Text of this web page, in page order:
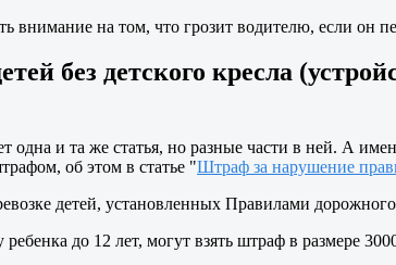
внимание на том, что грозит водителю, если он
без детского кресла
одна и та же статья, но разные части в ней. А
об этом в статье "Штраф за нарушение
детей, установленных Правилами
до 12 лет, могут взять штраф в размере